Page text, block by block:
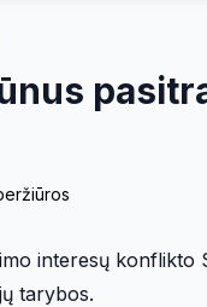
interesų
tarybos.